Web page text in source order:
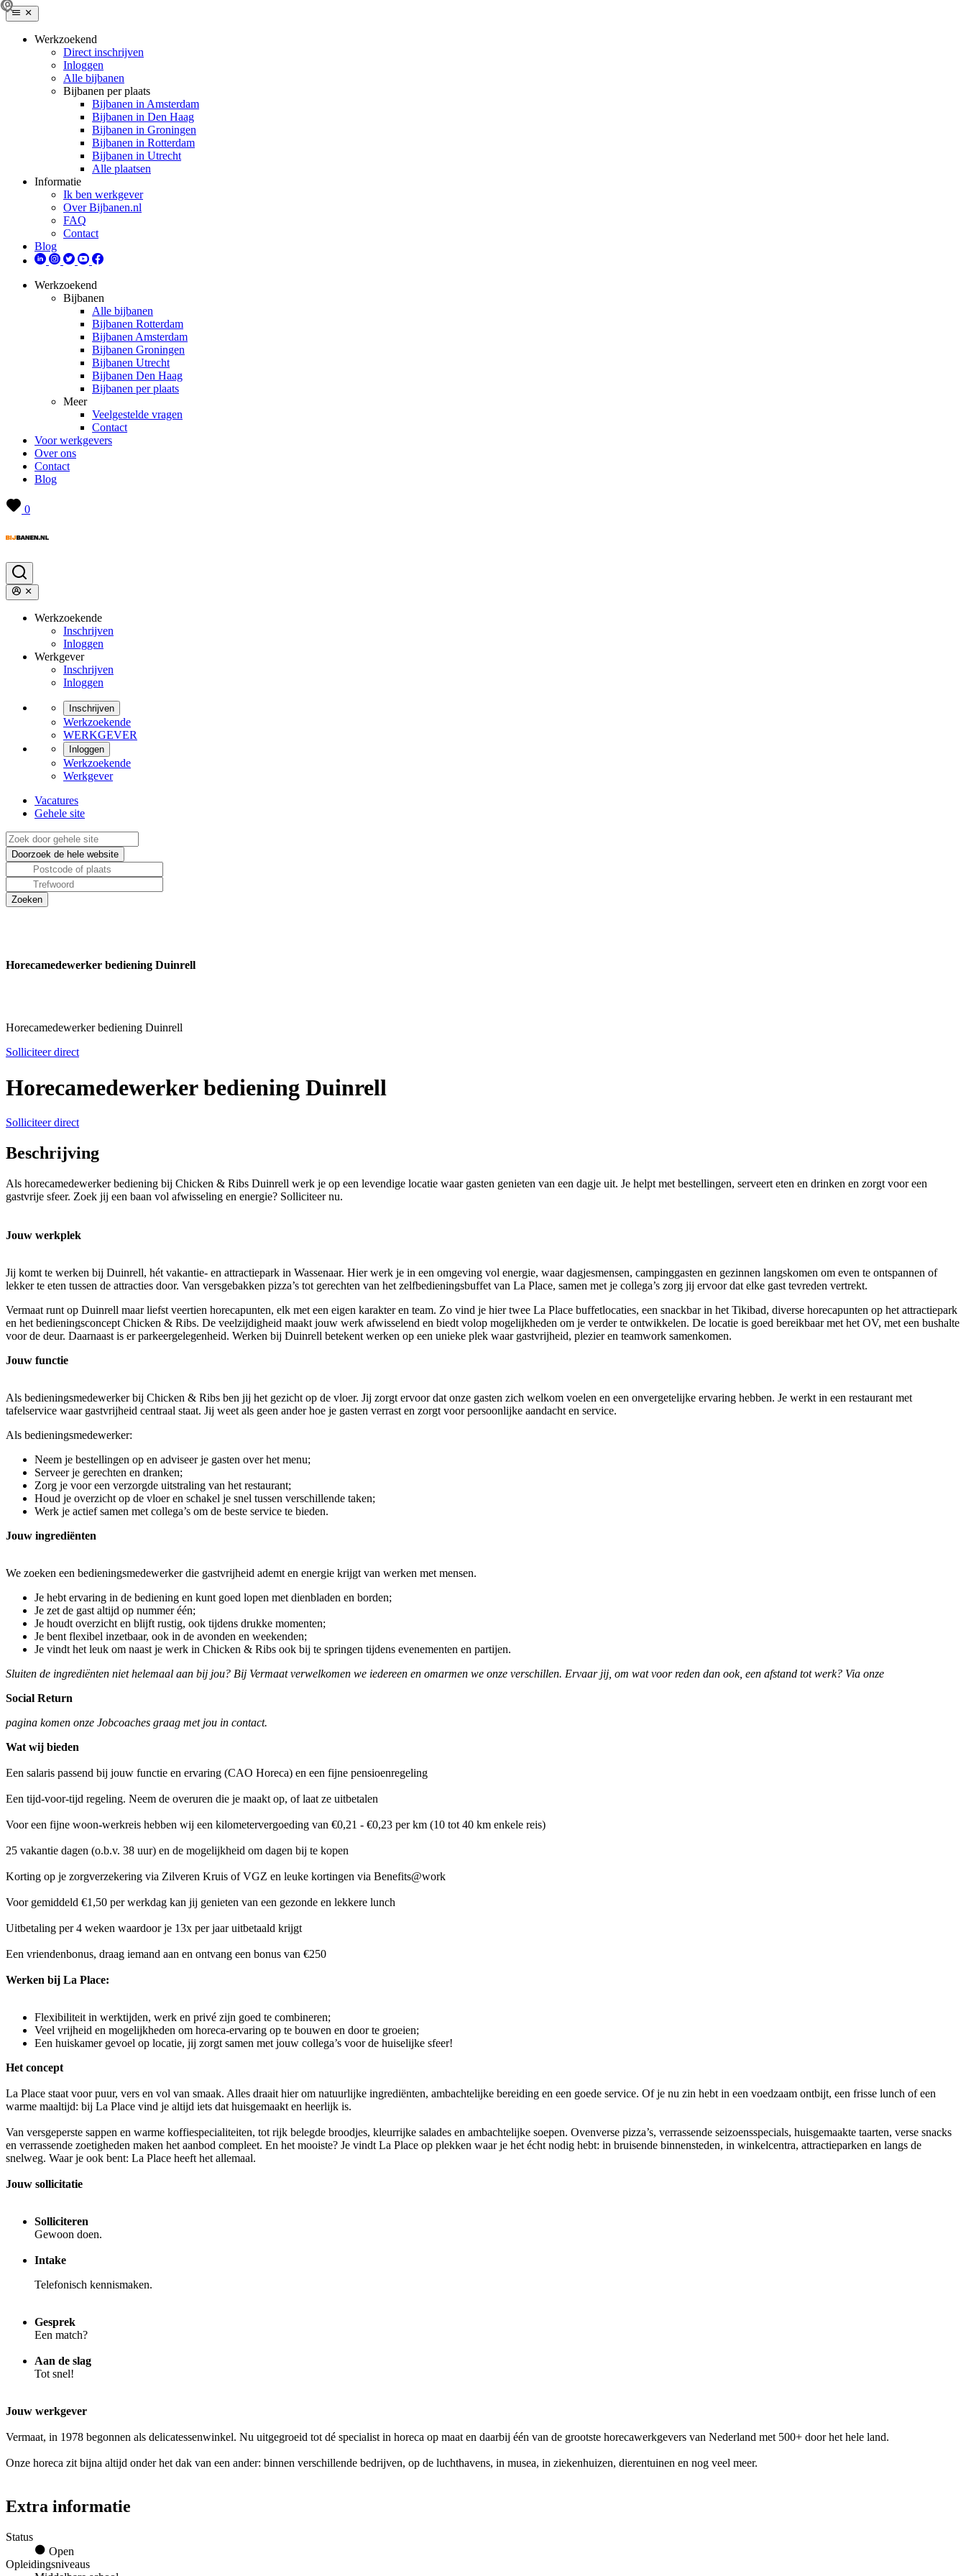
Werkzoekend
Direct inschrijven
Inloggen
Alle bijbanen
Bijbanen per plaats
Bijbanen in Amsterdam
Bijbanen in Den Haag
Bijbanen in Groningen
Bijbanen in Rotterdam
Bijbanen in Utrecht
Alle plaatsen
Informatie
Ik ben werkgever
Over Bijbanen.nl
FAQ
Contact
Blog
Werkzoekend
Bijbanen
Alle bijbanen
Bijbanen Rotterdam
Bijbanen Amsterdam
Bijbanen Groningen
Bijbanen Utrecht
Bijbanen Den Haag
Bijbanen per plaats
Meer
Veelgestelde vragen
Contact
Voor werkgevers
Over ons
Contact
Blog
0
Werkzoekende
Inschrijven
Inloggen
Werkgever
Inschrijven
Inloggen
Inschrijven
Werkzoekende
WERKGEVER
Inloggen
Werkzoekende
Werkgever
Vacatures
Gehele site
Horecamedewerker bediening Duinrell
Horecamedewerker bediening Duinrell
Solliciteer direct
Horecamedewerker bediening Duinrell
Solliciteer direct
Beschrijving
Als horecamedewerker bediening bij Chicken & Ribs Duinrell werk je op een levendige locatie waar gasten genieten van een dagje uit. Je helpt met bestellingen, serveert eten en drinken en zorgt voor een
gastvrije sfeer. Zoek jij een baan vol afwisseling en energie? Solliciteer nu.
Jouw werkplek
Jij komt te werken bij Duinrell, hét vakantie- en attractiepark in Wassenaar. Hier werk je in een omgeving vol energie, waar dagjesmensen, campinggasten en gezinnen langskomen om even te ontspannen of
lekker te eten tussen de attracties door. Van versgebakken pizza’s tot gerechten van het zelfbedieningsbuffet van La Place, samen met je collega’s zorg jij ervoor dat elke gast tevreden vertrekt.
Vermaat runt op Duinrell maar liefst veertien horecapunten, elk met een eigen karakter en team. Zo vind je hier twee La Place buffetlocaties, een snackbar in het Tikibad, diverse horecapunten op het attractiepark
en het bedieningsconcept Chicken & Ribs. De veelzijdigheid maakt jouw werk afwisselend en biedt volop mogelijkheden om je verder te ontwikkelen. De locatie is goed bereikbaar met het OV, met een bushalte
voor de deur. Daarnaast is er parkeergelegenheid. Werken bij Duinrell betekent werken op een unieke plek waar gastvrijheid, plezier en teamwork samenkomen.
Jouw functie
Als bedieningsmedewerker bij Chicken & Ribs ben jij het gezicht op de vloer. Jij zorgt ervoor dat onze gasten zich welkom voelen en een onvergetelijke ervaring hebben. Je werkt in een restaurant met
tafelservice waar gastvrijheid centraal staat. Jij weet als geen ander hoe je gasten verrast en zorgt voor persoonlijke aandacht en service.
Als bedieningsmedewerker:
Neem je bestellingen op en adviseer je gasten over het menu;
Serveer je gerechten en dranken;
Zorg je voor een verzorgde uitstraling van het restaurant;
Houd je overzicht op de vloer en schakel je snel tussen verschillende taken;
Werk je actief samen met collega’s om de beste service te bieden.
Jouw ingrediënten
We zoeken een bedieningsmedewerker die gastvrijheid ademt en energie krijgt van werken met mensen.
Je hebt ervaring in de bediening en kunt goed lopen met dienbladen en borden;
Je zet de gast altijd op nummer één;
Je houdt overzicht en blijft rustig, ook tijdens drukke momenten;
Je bent flexibel inzetbaar, ook in de avonden en weekenden;
Je vindt het leuk om naast je werk in Chicken & Ribs ook bij te springen tijdens evenementen en partijen.
Sluiten de ingrediënten niet helemaal aan bij jou? Bij Vermaat verwelkomen we iedereen en omarmen we onze verschillen. Ervaar jij, om wat voor reden dan ook, een afstand tot werk? Via onze
Social Return
pagina komen onze Jobcoaches graag met jou in contact.
Wat wij bieden
Een salaris passend bij jouw functie en ervaring (CAO Horeca) en een fijne pensioenregeling
Een tijd-voor-tijd regeling. Neem de overuren die je maakt op, of laat ze uitbetalen
Voor een fijne woon-werkreis hebben wij een kilometervergoeding van €0,21 - €0,23 per km (10 tot 40 km enkele reis)
25 vakantie dagen (o.b.v. 38 uur) en de mogelijkheid om dagen bij te kopen
Korting op je zorgverzekering via Zilveren Kruis of VGZ en leuke kortingen via Benefits@work
Voor gemiddeld €1,50 per werkdag kan jij genieten van een gezonde en lekkere lunch
Uitbetaling per 4 weken waardoor je 13x per jaar uitbetaald krijgt
Een vriendenbonus, draag iemand aan en ontvang een bonus van €250
Werken bij La Place:
Flexibiliteit in werktijden, werk en privé zijn goed te combineren;
Veel vrijheid en mogelijkheden om horeca-ervaring op te bouwen en door te groeien;
Een huiskamer gevoel op locatie, jij zorgt samen met jouw collega’s voor de huiselijke sfeer!
Het concept
La Place staat voor puur, vers en vol van smaak. Alles draait hier om natuurlijke ingrediënten, ambachtelijke bereiding en een goede service. Of je nu zin hebt in een voedzaam ontbijt, een frisse lunch of een
warme maaltijd: bij La Place vind je altijd iets dat huisgemaakt en heerlijk is.
Van versgeperste sappen en warme koffiespecialiteiten, tot rijk belegde broodjes, kleurrijke salades en ambachtelijke soepen. Ovenverse pizza’s, verrassende seizoensspecials, huisgemaakte taarten, verse snacks
en verrassende zoetigheden maken het aanbod compleet. En het mooiste? Je vindt La Place op plekken waar je het écht nodig hebt: in bruisende binnensteden, in winkelcentra, attractieparken en langs de
snelweg. Waar je ook bent: La Place heeft het allemaal.
Jouw sollicitatie
Solliciteren
Gewoon doen.
Intake
Telefonisch kennismaken.
Gesprek
Een match?
Aan de slag
Tot snel!
Jouw werkgever
Vermaat, in 1978 begonnen als delicatessenwinkel. Nu uitgegroeid tot dé specialist in horeca op maat en daarbij één van de grootste horecawerkgevers van Nederland met 500+ door het hele land.
Onze horeca zit bijna altijd onder het dak van een ander: binnen verschillende bedrijven, op de luchthavens, in musea, in ziekenhuizen, dierentuinen en nog veel meer.
Extra informatie
Status
Open
Opleidingsniveaus